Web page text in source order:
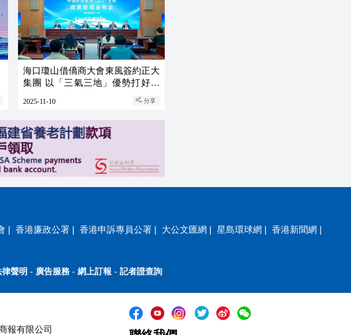
海口瓊山借僑商大會東風簽約正大
集團 以「三氣三地」優勢打好招
2025-11-10 分享
| 香港廉政公署 | 香港申訴專員公署 | 大公文匯網 | 星島環球網 | 香港新聞網 |
律聲明 - 廣告服務- 網上訂報 - 記者證查詢
報有限公司